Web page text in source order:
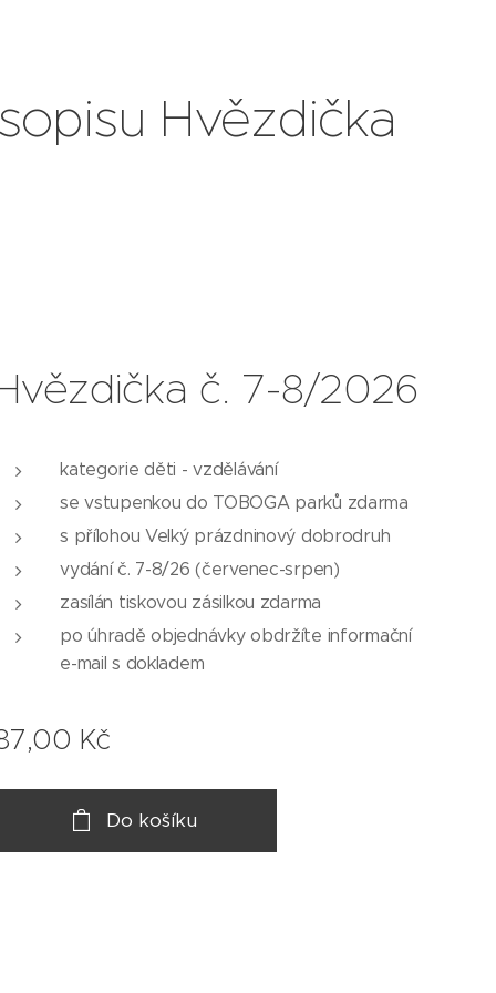
Hvězdička
č. 7-8/2026
kategorie děti - vzdělávání
se vstupenkou do TOBOGA parků zdarma
s přílohou Velký prázdninový dobrodruh
vydání č. 7-8/26 (červenec-srpen)
zasílán tiskovou zásilkou zdarma
po úhradě objednávky obdržíte informační
e-mail s dokladem
Kč
Do košíku